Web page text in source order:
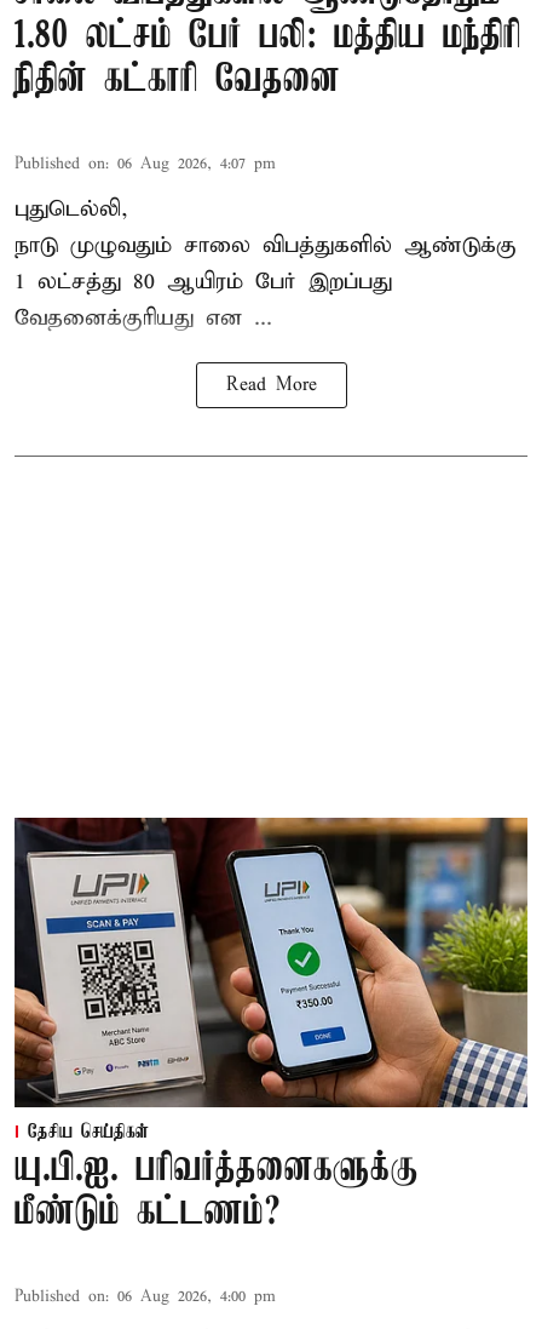
1.80 லட்சம் பேர் பலி: மத்திய மந்திரி
நிதின் கட்காரி வேதனை
Published on: 06 Aug 2026, 4:07 pm
புதுடெல்லி,
நாடு முழுவதும் சாலை விபத்துகளில் ஆண்டுக்கு
1 லட்சத்து 80 ஆயிரம் பேர் இறப்பது
வேதனைக்குரியது என ...
Read More
தேசிய செய்திகள்
யு.பி.ஐ. பரிவர்த்தனைகளுக்கு
மீண்டும் கட்டணம்?
Published on: 06 Aug 2026, 4:00 pm